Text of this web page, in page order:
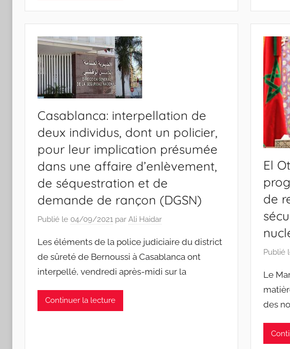
Casablanca: interpellation de
deux individus, dont un policier,
pour leur implication présumée
dans une affaire d’enlèvement,
de séquestration et de
demande de rançon (DGSN)
Publié le 04/09/2021 par Ali Haidar
Les éléments de la police judiciaire du district
de sûreté de Bernoussi à Casablanca ont
interpellé, vendredi après-midi sur la
Continuer la lecture
El
de
Publié
Le
des